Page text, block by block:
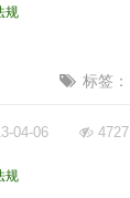
规
标签：
04-06 4727
规